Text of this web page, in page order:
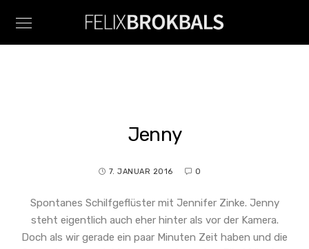
Jenny
7. JANUAR 2016 0
Spontanes Schilfgeflüster mit Jennifer Zinke. Jenny
steht eigentlich auch eher hinter als vor der Kamera.
Doch als wir gerade ein paar Minuten Zeit haben und die